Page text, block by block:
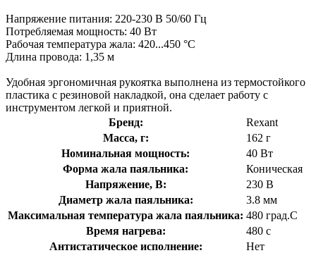
Напряжение питания: 220-230 В 50/60 Гц
Потребляемая мощность: 40 Вт
Рабочая температура жала: 420...450 °С
Длина провода: 1,35 м
Удобная эргономичная рукоятка выполнена из термостойкого
пластика с резиновой накладкой, она сделает работу с
инструментом легкой и приятной.
Бренд:
Rexant
Масса, г:
162 г
Номинальная мощность:
40 Вт
Форма жала паяльника:
Коническая
Напряжение, В:
230 В
Диаметр жала паяльника:
3.8 мм
Максимальная температура жала паяльника: 480 град.C
Время нагрева:
480 с
Антистатическое исполнение:
Нет